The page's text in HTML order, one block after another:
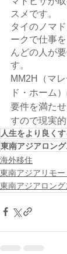
スメです。
タイのノマ
ークで仕事
んどの人が
す。
MM2H（マ
ド・ホーム
要件を満た
すので現実
人生をより良く
東南アジアロング
海外移住
東南アジアリモー
東南アジアロング